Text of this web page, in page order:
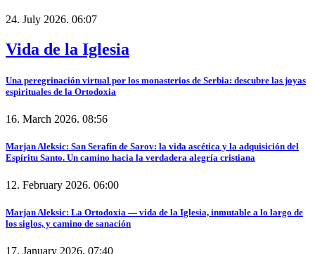
24. July 2026. 06:07
Vida de la Iglesia
Una peregrinación virtual por los monasterios de Serbia: descubre las joyas
espirituales de la Ortodoxia
16. March 2026. 08:56
Marjan Aleksic: San Serafín de Sarov: la vida ascética y la adquisición del
Espíritu Santo. Un camino hacia la verdadera alegría cristiana
12. February 2026. 06:00
Marjan Aleksic: La Ortodoxia — vida de la Iglesia, inmutable a lo largo de
los siglos, y camino de sanación
17. January 2026. 07:40